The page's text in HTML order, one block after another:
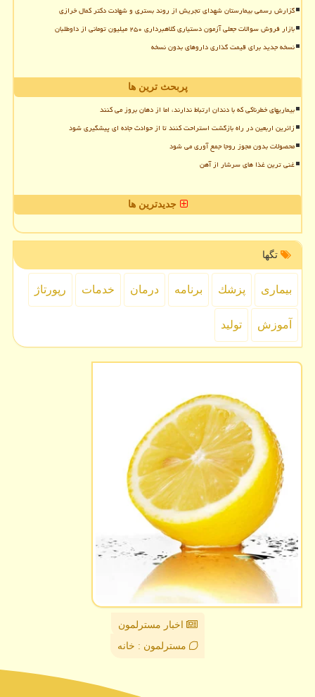
گزارش رسمی بیمارستان شهدای تجریش از روند بستری و شهادت دکتر کمال خرازی
بازار فروش سوالات جعلی آزمون دستیاری کلاهبرداری ۲۵۰ میلیون تومانی از داوطلبان
نسخه جدید برای قیمت گذاری داروهای بدون نسخه
پربحث ترین ها
بیماریهای خطرناکی که با دندان ارتباط ندارند، اما از دهان بروز می کنند
زائرین اربعین در راه بازگشت استراحت کنند تا از حوادث جاده ای پیشگیری شود
محصولات بدون مجوز روجا جمع آوری می شود
غنی ترین غذا های سرشار از آهن
جدیدترین ها
تگها
بیماری پزشك برنامه درمان خدمات رپورتاژ
آموزش تولید
اخبار مسترلمون
مسترلمون : خانه